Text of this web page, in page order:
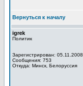
Вернуться к началу
igrek
Политик
Зарегистрирован: 05.11.2008
Сообщения: 753
Откуда: Минск, Белоруссия